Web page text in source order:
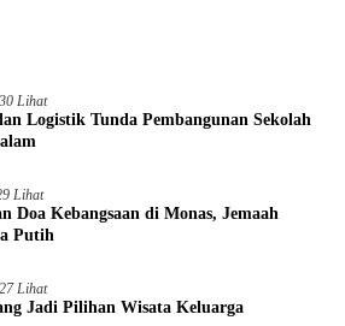
30 Lihat
Logistik Tunda Pembangunan Sekolah
Lihat
Doa Kebangsaan di Monas, Jemaah
Putih
27 Lihat
Jadi Pilihan Wisata Keluarga